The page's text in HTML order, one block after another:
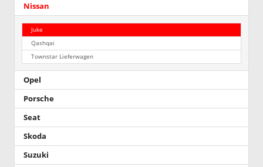
Nissan
Juke
Qashqai
Townstar Lieferwagen
Opel
Porsche
Seat
Skoda
Suzuki